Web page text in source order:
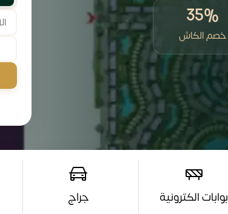
35%
خصم الكاش
بوابات الكترونية جراج